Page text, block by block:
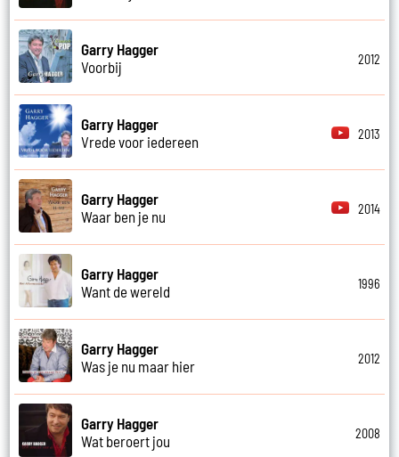
Garry Hagger
Voorbij
2012
Garry Hagger
Vrede voor iedereen
2013
Garry Hagger
Waar ben je nu
2014
Garry Hagger
Want de wereld
1996
Garry Hagger
Was je nu maar hier
2012
Garry Hagger
Wat beroert jou
2008